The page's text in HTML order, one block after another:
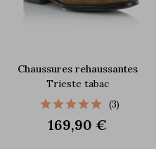
Chaussures rehaussantes
Trieste tabac
(3)
169,90 €